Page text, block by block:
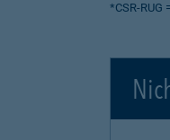
*CSR-RUG